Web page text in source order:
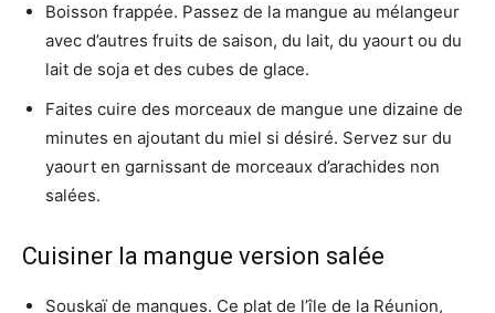
Boisson frappée. Passez de la mangue au mélangeur
avec d’autres fruits de saison, du lait, du yaourt ou du
lait de soja et des cubes de glace.
Faites cuire des morceaux de mangue une dizaine de
minutes en ajoutant du miel si désiré. Servez sur du
yaourt en garnissant de morceaux d’arachides non
salées.
Cuisiner la mangue version salée
Souskaï de mangues. Ce plat de l’île de la Réunion,